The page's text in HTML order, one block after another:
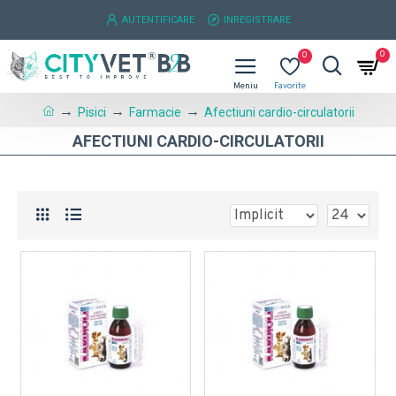
AUTENTIFICARE INREGISTRARE
0 0
Pisici Farmacie Afectiuni cardio-circulatorii
AFECTIUNI CARDIO-CIRCULATORII